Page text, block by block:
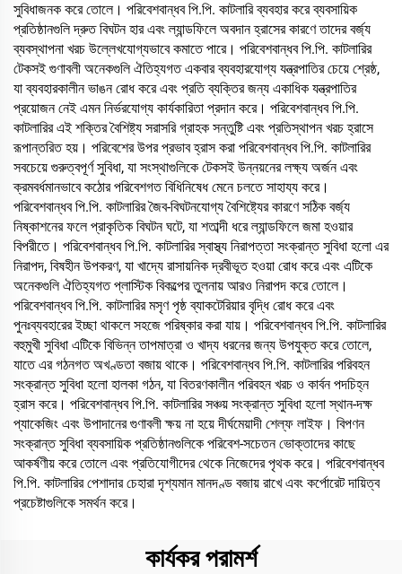
সুবিধাজনক করে তোলে। পরিবেশবান্ধব পি.পি. কাটলারি ব্যবহার করে ব্যবসায়িক
প্রতিষ্ঠানগুলি দ্রুত বিঘটন হার এবং ল্যান্ডফিলে অবদান হ্রাসের কারণে তাদের বর্জ্য
ব্যবস্থাপনা খরচ উল্লেখযোগ্যভাবে কমাতে পারে। পরিবেশবান্ধব পি.পি. কাটলারির
টেকসই গুণাবলী অনেকগুলি ঐতিহ্যগত একবার ব্যবহারযোগ্য যন্ত্রপাতির চেয়ে শ্রেষ্ঠ,
যা ব্যবহারকালীন ভাঙন রোধ করে এবং প্রতি ব্যক্তির জন্য একাধিক যন্ত্রপাতির
প্রয়োজন নেই এমন নির্ভরযোগ্য কার্যকারিতা প্রদান করে। পরিবেশবান্ধব পি.পি.
কাটলারির এই শক্তির বৈশিষ্ট্য সরাসরি গ্রাহক সন্তুষ্টি এবং প্রতিস্থাপন খরচ হ্রাসে
রূপান্তরিত হয়। পরিবেশের উপর প্রভাব হ্রাস করা পরিবেশবান্ধব পি.পি. কাটলারির
সবচেয়ে গুরুত্বপূর্ণ সুবিধা, যা সংস্থাগুলিকে টেকসই উন্নয়নের লক্ষ্য অর্জন এবং
ক্রমবর্ধমানভাবে কঠোর পরিবেশগত বিধিনিষেধ মেনে চলতে সাহায্য করে।
পরিবেশবান্ধব পি.পি. কাটলারির জৈব-বিঘটনযোগ্য বৈশিষ্ট্যের কারণে সঠিক বর্জ্য
নিষ্কাশনের ফলে প্রাকৃতিক বিঘটন ঘটে, যা শতাব্দী ধরে ল্যান্ডফিলে জমা হওয়ার
বিপরীতে। পরিবেশবান্ধব পি.পি. কাটলারির স্বাস্থ্য নিরাপত্তা সংক্রান্ত সুবিধা হলো এর
নিরাপদ, বিষহীন উপকরণ, যা খাদ্যে রাসায়নিক দ্রবীভূত হওয়া রোধ করে এবং এটিকে
অনেকগুলি ঐতিহ্যগত প্লাস্টিক বিকল্পের তুলনায় আরও নিরাপদ করে তোলে।
পরিবেশবান্ধব পি.পি. কাটলারির মসৃণ পৃষ্ঠ ব্যাকটেরিয়ার বৃদ্ধি রোধ করে এবং
পুনঃব্যবহারের ইচ্ছা থাকলে সহজে পরিষ্কার করা যায়। পরিবেশবান্ধব পি.পি. কাটলারির
বহুমুখী সুবিধা এটিকে বিভিন্ন তাপমাত্রা ও খাদ্য ধরনের জন্য উপযুক্ত করে তোলে,
যাতে এর গঠনগত অখণ্ডতা বজায় থাকে। পরিবেশবান্ধব পি.পি. কাটলারির পরিবহন
সংক্রান্ত সুবিধা হলো হালকা গঠন, যা বিতরণকালীন পরিবহন খরচ ও কার্বন পদচিহ্ন
হ্রাস করে। পরিবেশবান্ধব পি.পি. কাটলারির সঞ্চয় সংক্রান্ত সুবিধা হলো স্থান-দক্ষ
প্যাকেজিং এবং উপাদানের গুণাবলী ক্ষয় না হয়ে দীর্ঘমেয়াদী শেল্ফ লাইফ। বিপণন
সংক্রান্ত সুবিধা ব্যবসায়িক প্রতিষ্ঠানগুলিকে পরিবেশ-সচেতন ভোক্তাদের কাছে
আকর্ষণীয় করে তোলে এবং প্রতিযোগীদের থেকে নিজেদের পৃথক করে। পরিবেশবান্ধব
পি.পি. কাটলারির পেশাদার চেহারা দৃশ্যমান মানদণ্ড বজায় রাখে এবং কর্পোরেট দায়িত্ব
প্রচেষ্টাগুলিকে সমর্থন করে।
কার্যকর পরামর্শ